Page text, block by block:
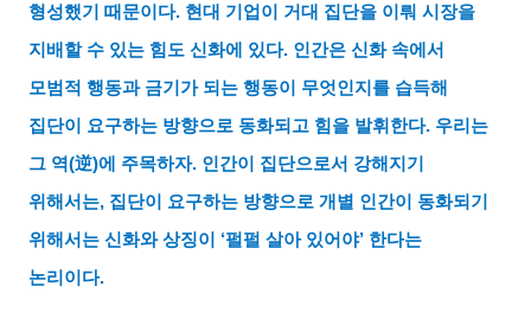
형성했기 때문이다. 현대 기업이 거대 집단을 이뤄 시장을
지배할 수 있는 힘도 신화에 있다. 인간은 신화 속에서
모범적 행동과 금기가 되는 행동이 무엇인지를 습득해
집단이 요구하는 방향으로 동화되고 힘을 발휘한다. 우리는
그 역(逆)에 주목하자. 인간이 집단으로서 강해지기
위해서는, 집단이 요구하는 방향으로 개별 인간이 동화되기
위해서는 신화와 상징이
‘펄펄 살아 있어야’ 한다는
논리이다.